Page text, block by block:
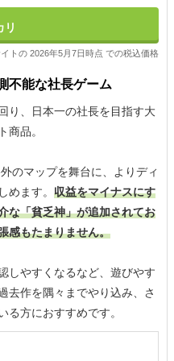
リ
トの 2026年5月7日時点 での税込価格
不能な社長ゲーム
り、日本一の社長を目指す大
商品。
のマップを舞台に、よりディ
めます。 収益をマイナスにす
な「貧乏神」が追加されてお
感もたまりません。
しやすくなるなど、遊びやす
去作を隅々までやり込み、さ
る方におすすめです。